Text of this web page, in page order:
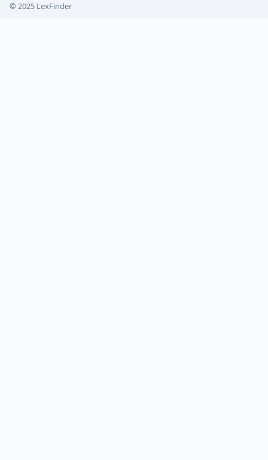
© 2025 LexFinder